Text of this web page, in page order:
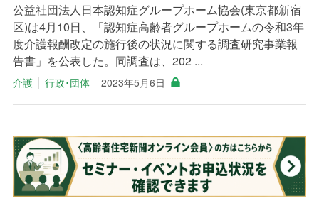
公益社団法人日本認知症グループホーム協会(東京都新宿
区)は4月10日、「認知症高齢者グループホームの令和3年
度介護報酬改定の施行後の状況に関する調査研究事業報
告書」を公表した。同調査は、202 ...
介護│ 行政･団体 2023年5月6日